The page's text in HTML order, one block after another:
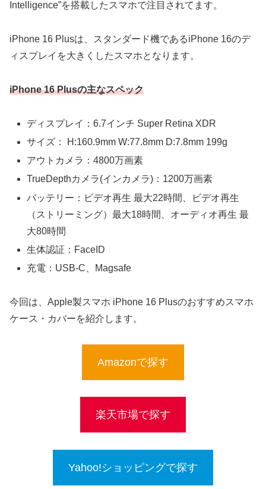
Intelligence”を搭載したスマホで注目されてます。
iPhone 16 Plusは、スタンダード機であるiPhone 16のデ
ィスプレイを大きくしたスマホとなります。
iPhone 16 Plusの主なスペック
ディスプレイ：6.7インチ Super Retina XDR
サイズ： H:160.9mm W:77.8mm D:7.8mm 199g
アウトカメラ：4800万画素
TrueDepthカメラ(インカメラ)：1200万画素
バッテリー：ビデオ再生 最大22時間、ビデオ再生
（ストリーミング）最大18時間、オーディオ再生 最
大80時間
生体認証：FaceID
充電：USB-C、Magsafe
今回は、Apple製スマホ iPhone 16 Plusのおすすめスマホ
ケース・カバーを紹介します。
Amazonで探す
楽天市場で探す
Yahoo!ショッピングで探す